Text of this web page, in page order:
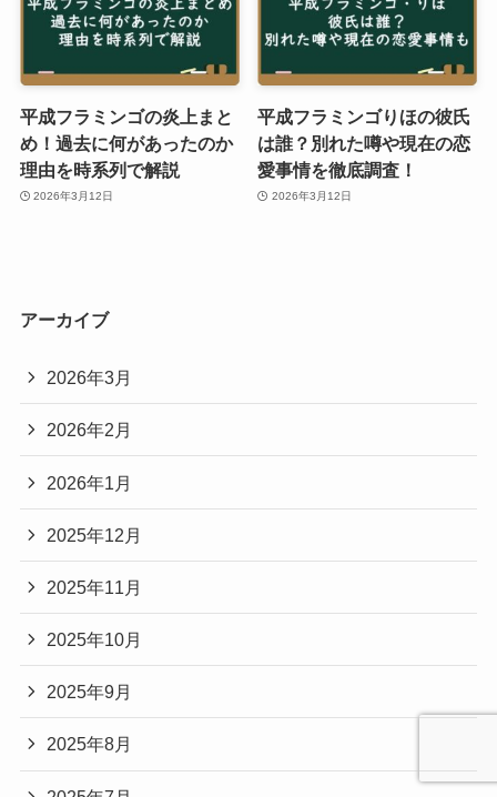
平成フラミンゴの炎上まと
め！過去に何があったのか
理由を時系列で解説
2026年3月12日
平成フラミンゴりほの彼氏
は誰？別れた噂や現在の恋
愛事情を徹底調査！
2026年3月12日
アーカイブ
2026年3月
2026年2月
2026年1月
2025年12月
2025年11月
2025年10月
2025年9月
2025年8月